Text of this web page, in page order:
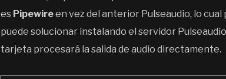
es Pipewireen vez del anterior Pulseaudio, lo
puede solucionar instalando el servidor
tarjeta procesará la salida de audio directamente.